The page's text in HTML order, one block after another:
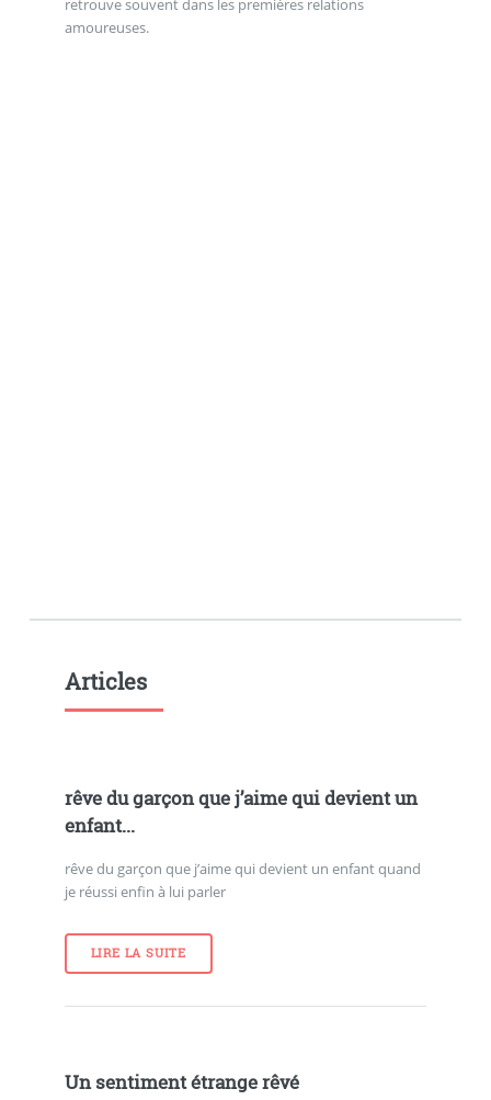
retrouve souvent dans les premières relations
amoureuses.
Articles
rêve du garçon que j’aime qui devient un
enfant...
rêve du garçon que j’aime qui devient un enfant quand
je réussi enfin à lui parler
LIRE LA SUITE
Un sentiment étrange rêvé